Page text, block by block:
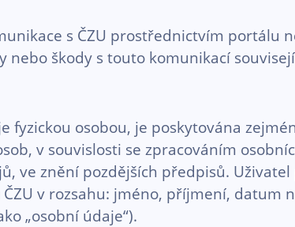
s ČZU prostřednictvím portálu
škody s touto komunikací
osobou, je poskytována
v souvislosti se zpracováním
ve znění pozdějších předpisů.
v rozsahu: jméno, příjmení, datum
„osobní údaje“).